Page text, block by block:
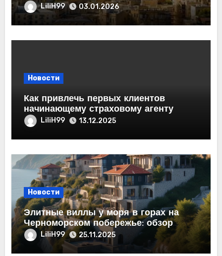
из Махачкалы в Баку
LiliH99 03.01.2026
Новости
Как привлечь первых клиентов
начинающему страховому агенту
LiliH99 13.12.2025
Новости
Элитные виллы у моря в горах на
Черноморском побережье: обзор
рынка недвижимости
LiliH99 25.11.2025